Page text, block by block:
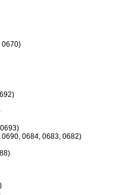
0684, 0683, 0682)